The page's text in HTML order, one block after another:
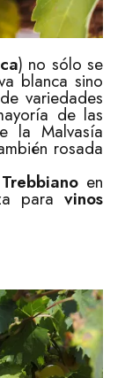
) no sólo se
blanca sino
variedades
de las
la Malvasía
rosada
en
para vinos